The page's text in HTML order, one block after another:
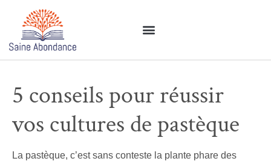
5 conseils pour réussir
vos cultures de pastèque
La pastèque, c’est sans conteste la plante phare des